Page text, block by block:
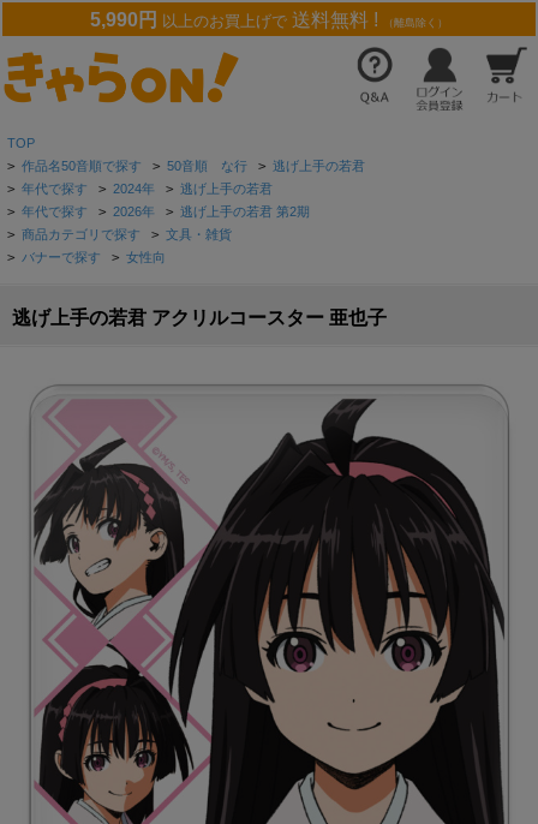
5,990円 以上のお買上げで 送料無料 ! （離島除く）
TOP
> 作品名50音順で探す > 50音順 な行 > 逃げ上手の若君
> 年代で探す > 2024年 > 逃げ上手の若君
> 年代で探す > 2026年 > 逃げ上手の若君 第2期
> 商品カテゴリで探す > 文具・雑貨
> バナーで探す > 女性向
逃げ上手の若君 アクリルコースター 亜也子